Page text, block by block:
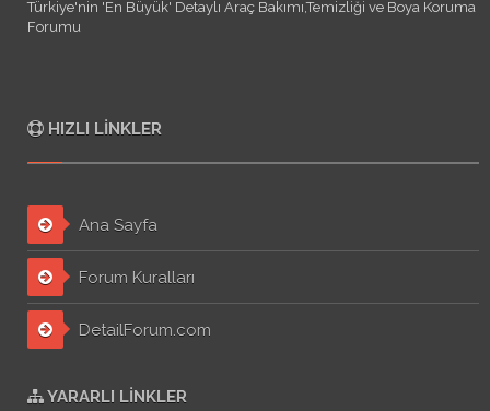
Türkiye'nin 'En Büyük' Detaylı Araç Bakımı,Temizliği ve Boya Koruma
Forumu
HIZLI LINKLER
Ana Sayfa
Forum Kuralları
DetailForum.com
YARARLI LINKLER